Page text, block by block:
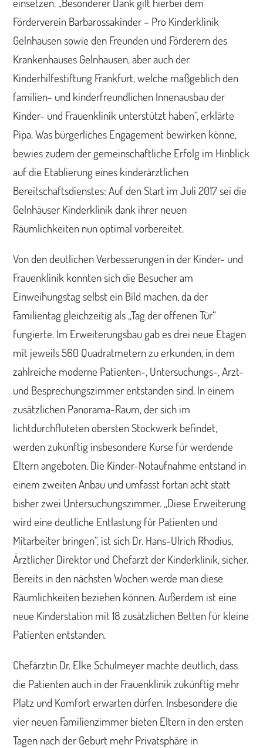
Förderverein Barbarossakinder – Pro Kinderklinik
Gelnhausen sowie den Freunden und Förderern des
Krankenhauses Gelnhausen, aber auch der
Kinderhilfestiftung Frankfurt, welche maßgeblich den
familien- und kinderfreundlichen Innenausbau der
Kinder- und Frauenklinik unterstützt haben“, erklärte
Pipa. Was bürgerliches Engagement bewirken könne,
bewies zudem der gemeinschaftliche Erfolg im Hinblick
auf die Etablierung eines kinderärztlichen
Bereitschaftsdienstes: Auf den Start im Juli 2017 sei die
Gelnhäuser Kinderklinik dank ihrer neuen
Räumlichkeiten nun optimal vorbereitet.
Von den deutlichen Verbesserungen in der Kinder- und
Frauenklinik konnten sich die Besucher am
Einweihungstag selbst ein Bild machen, da der
Familientag gleichzeitig als „Tag der offenen Tür“
fungierte. Im Erweiterungsbau gab es drei neue Etagen
mit jeweils 560 Quadratmetern zu erkunden, in dem
zahlreiche moderne Patienten-, Untersuchungs-, Arzt-
und Besprechungszimmer entstanden sind. In einem
zusätzlichen Panorama-Raum, der sich im
lichtdurchfluteten obersten Stockwerk befindet,
werden zukünftig insbesondere Kurse für werdende
Eltern angeboten. Die Kinder-Notaufnahme entstand in
einem zweiten Anbau und umfasst fortan acht statt
bisher zwei Untersuchungszimmer. „Diese Erweiterung
wird eine deutliche Entlastung für Patienten und
Mitarbeiter bringen“, ist sich Dr. Hans-Ulrich Rhodius,
Ärztlicher Direktor und Chefarzt der Kinderklinik, sicher.
Bereits in den nächsten Wochen werde man diese
Räumlichkeiten beziehen können. Außerdem ist eine
neue Kinderstation mit 18 zusätzlichen Betten für kleine
Patienten entstanden.
Chefärztin Dr. Elke Schulmeyer machte deutlich, dass
die Patienten auch in der Frauenklinik zukünftig mehr
Platz und Komfort erwarten dürfen. Insbesondere die
vier neuen Familienzimmer bieten Eltern in den ersten
Tagen nach der Geburt mehr Privatsphäre in